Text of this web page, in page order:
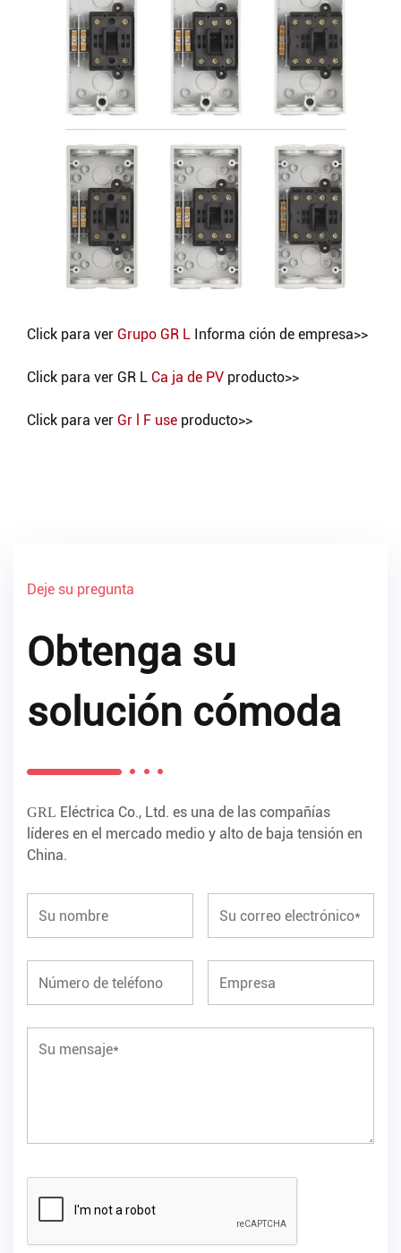
Click para ver Grupo GR L Informa ción de empresa>>
Click para ver GR L Ca ja de PV producto>>
Click para ver Gr l F use producto>>
Deje su pregunta
Obtenga su
solución cómoda
GRL Eléctrica Co., Ltd. es una de las compañías
líderes en el mercado medio y alto de baja tensión en
China.
Buscar